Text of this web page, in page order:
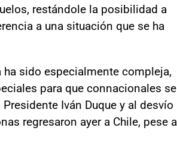
restándole la posibilidad a
a una situación que se ha
sido especialmente compleja,
para que connacionales se
Iván Duque y al desvío
regresaron ayer a Chile, pese a